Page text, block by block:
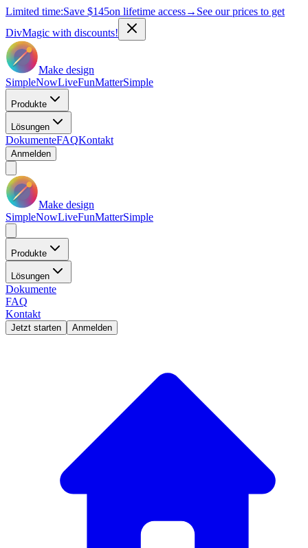
Limited time:Save $145on lifetime access→ See our prices to get
DivMagic with discounts!
Make design
SimpleNowLiveFunMatterSimple
Produkte
Lösungen
DokumenteFAQKontakt
Anmelden
Make design
SimpleNowLiveFunMatterSimple
Produkte
Lösungen
Dokumente
FAQ
Kontakt
Jetzt starten Anmelden